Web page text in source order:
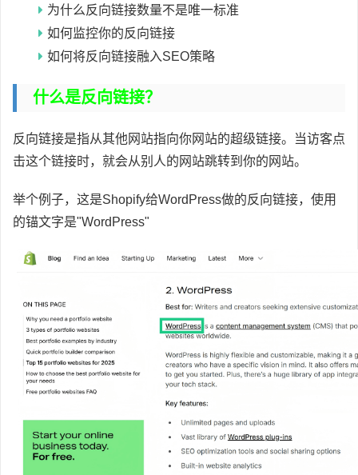
为什么反向链接数量不是唯一标准
如何监控你的反向链接
如何将反向链接融入SEO策略
什么是反向链接？
反向链接是指从其他网站指向你网站的超级链接。当访客点
击这个链接时，就会从别人的网站跳转到你的网站。
举个例子，这是Shopify给WordPress做的反向链接，使用
的锚文字是"WordPress"